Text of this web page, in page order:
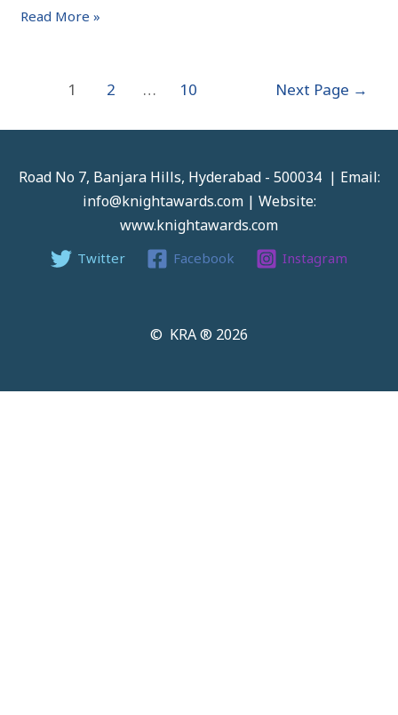
Read More »
1 2 … 10 Next Page →
Road No 7, Banjara Hills, Hyderabad - 500034 | Email:
info@knightawards.com | Website:
www.knightawards.com
Twitter Facebook Instagram
© KRA ® 2026